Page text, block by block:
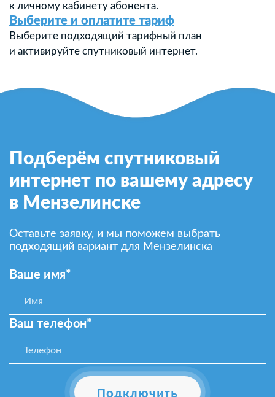
к личному кабинету абонента.
Выберите и оплатите тариф
Выберите подходящий тарифный план
и активируйте спутниковый интернет.
Подберём спутниковый
интернет по вашему адресу
в Мензелинске
Оставьте заявку, и мы поможем выбрать
подходящий вариант для Мензелинска
Ваше имя*
Ваш телефон*
Подключить